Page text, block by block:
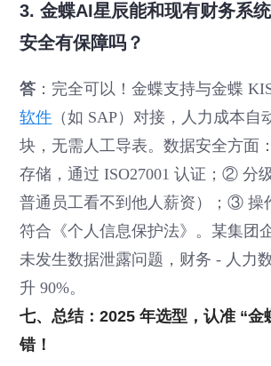
3. 金蝶AI星辰能和现有财务系
安全有保障吗？
答 ：完全可以！金蝶支持与金蝶
软件 （如 SAP）对接，人力成本自
块，无需人工导表。数据安全方面
存储，通过 ISO27001 认证；② 分
普通员工看不到他人薪资）；③ 操
符合《个人信息保护法》。某集团
未发生数据泄露问题，财务 - 人力
升 90%。
七、总结：2025 年选型，认准 “金
错！